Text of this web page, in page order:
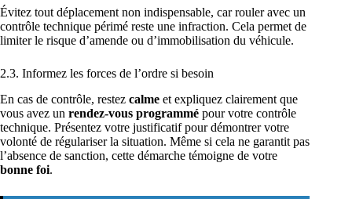
Évitez tout déplacement non indispensable, car rouler avec un
contrôle technique périmé reste une infraction. Cela permet de
limiter le risque d’amende ou d’immobilisation du véhicule.
2.3. Informez les forces de l’ordre si besoin
En cas de contrôle, restez calme et expliquez clairement que
vous avez un rendez-vous programmé pour votre contrôle
technique. Présentez votre justificatif pour démontrer votre
volonté de régulariser la situation. Même si cela ne garantit pas
l’absence de sanction, cette démarche témoigne de votre
bonne foi.